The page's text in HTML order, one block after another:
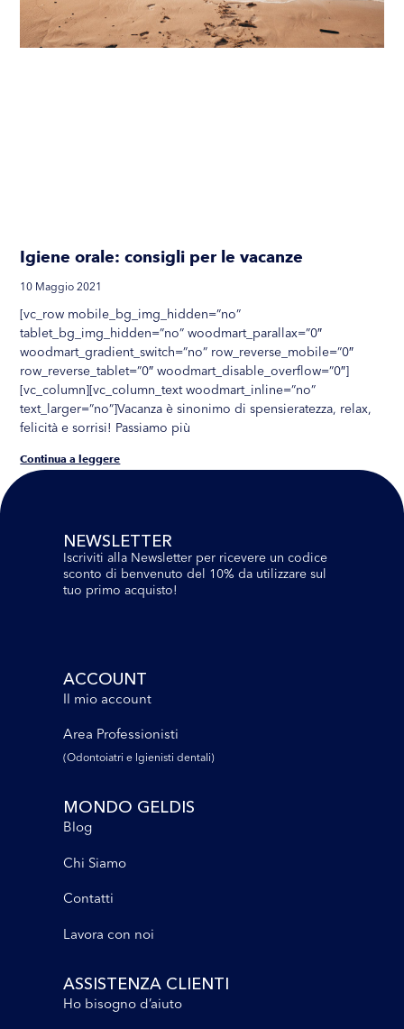
Igiene orale: consigli per le vacanze
10 Maggio 2021
[vc_row mobile_bg_img_hidden=”no”
tablet_bg_img_hidden=”no” woodmart_parallax=”0″
woodmart_gradient_switch=”no” row_reverse_mobile=”0″
row_reverse_tablet=”0″ woodmart_disable_overflow=”0″]
[vc_column][vc_column_text woodmart_inline=”no”
text_larger=”no”]Vacanza è sinonimo di spensieratezza, relax,
felicità e sorrisi! Passiamo più
Continua a leggere
NEWSLETTER
Iscriviti alla Newsletter per ricevere un codice
sconto di benvenuto del 10% da utilizzare sul
tuo primo acquisto!
ACCOUNT
Il mio account
Area Professionisti
(Odontoiatri e lgienisti dentali)
MONDO GELDIS
Blog
Chi Siamo
Contatti
Lavora con noi
ASSISTENZA CLIENTI
Ho bisogno d’aiuto